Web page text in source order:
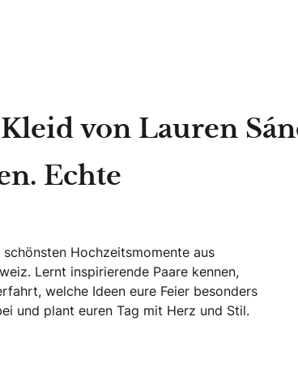
von Lauren
Echte
Hochzeitsmomente aus
Lernt inspirierende Paare kennen,
welche Ideen eure Feier besonders
und plant euren Tag mit Herz und Stil.